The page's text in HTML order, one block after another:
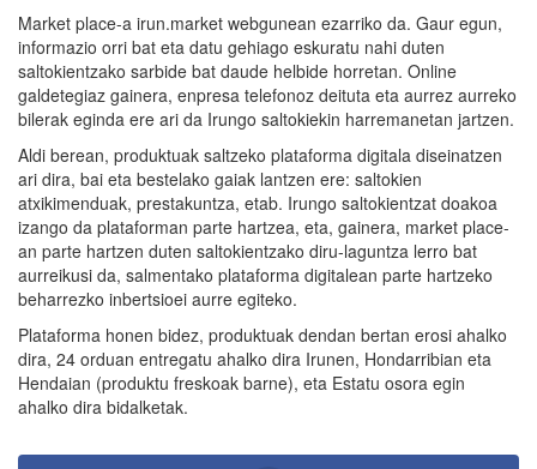
Market place-a irun.market webgunean ezarriko da. Gaur egun,
informazio orri bat eta datu gehiago eskuratu nahi duten
saltokientzako sarbide bat daude helbide horretan. Online
galdetegiaz gainera, enpresa telefonoz deituta eta aurrez aurreko
bilerak eginda ere ari da Irungo saltokiekin harremanetan jartzen.
Aldi berean, produktuak saltzeko plataforma digitala diseinatzen
ari dira, bai eta bestelako gaiak lantzen ere: saltokien
atxikimenduak, prestakuntza, etab. Irungo saltokientzat doakoa
izango da plataforman parte hartzea, eta, gainera, market place-
an parte hartzen duten saltokientzako diru-laguntza lerro bat
aurreikusi da, salmentako plataforma digitalean parte hartzeko
beharrezko inbertsioei aurre egiteko.
Plataforma honen bidez, produktuak dendan bertan erosi ahalko
dira, 24 orduan entregatu ahalko dira Irunen, Hondarribian eta
Hendaian (produktu freskoak barne), eta Estatu osora egin
ahalko dira bidalketak.